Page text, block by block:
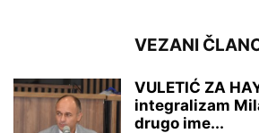
VEZANI
VULETIĆ ZA
integralizam
drugo ime...